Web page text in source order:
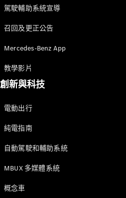
企業購車
數位增訂
配件與精
駕駛輔助系統宣導
召回及更正公告
Mercedes-Benz App
教學影片
創新與科技
電動出行
純電指南
自動駕駛和輔助系統
MBUX 多媒體系統
概念車